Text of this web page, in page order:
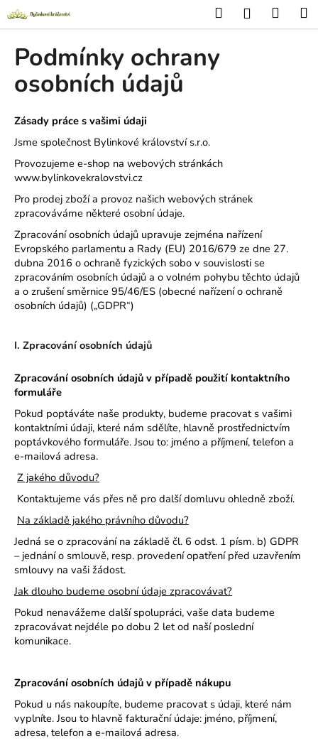
Přejít
na
obsah
HledatPřihlášení
Podmínky ochrany
osobních údajů
Zásady práce s vašimi údaji
Jsme společnost Bylinkové království s.r.o.
Provozujeme e-shop na webových stránkách
www.bylinkovekralovstvi.cz
Pro prodej zboží a provoz našich webových stránek
zpracováváme některé osobní údaje.
Zpracování osobních údajů upravuje zejména nařízení
Evropského parlamentu a Rady (EU) 2016/679 ze dne 27.
dubna 2016 o ochraně fyzických sobo v souvislosti se
zpracováním osobních údajů a o volném pohybu těchto údajů
a o zrušení směrnice 95/46/ES (obecné nařízení o ochraně
osobních údajů) („GDPR“)
I. Zpracování osobních údajů
Zpracování osobních údajů v případě použití kontaktního
formuláře
Pokud poptáváte naše produkty, budeme pracovat s vašimi
kontaktními údaji, které nám sdělíte, hlavně prostřednictvím
poptávkového formuláře. Jsou to: jméno a příjmení, telefon a
e-mailová adresa.
Z jakého důvodu?
Kontaktujeme vás přes ně pro další domluvu ohledně zboží.
Na základě jakého právního důvodu?
Jedná se o zpracování na základě čl. 6 odst. 1 písm. b) GDPR
– jednání o smlouvě, resp. provedení opatření před uzavřením
smlouvy na vaši žádost.
Jak dlouho budeme osobní údaje zpracovávat?
Pokud nenavážeme další spolupráci, vaše data budeme
zpracovávat nejdéle po dobu 2 let od naší poslední
komunikace.
Zpracování osobních údajů v případě nákupu
Pokud u nás nakoupíte, budeme pracovat s údaji, které nám
vyplníte. Jsou to hlavně fakturační údaje: jméno, příjmení,
adresa, telefon a e-mailová adresa.
K
o
C
o
p
o
t
ř
e
b
u
j
e
t
e
a
j
í
t
?
HLEDAT